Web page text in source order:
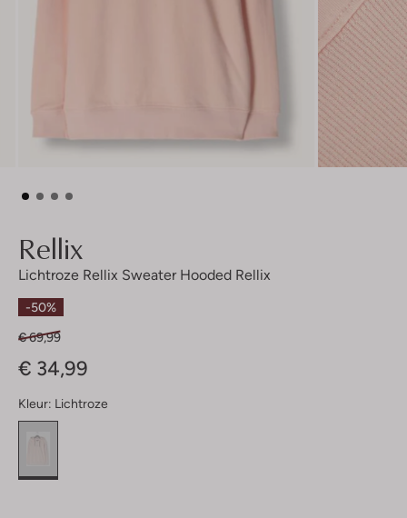
Rellix
Lichtroze Rellix Sweater Hooded Rellix
-50%
€ 69,99
€ 34,99
Kleur: Lichtroze